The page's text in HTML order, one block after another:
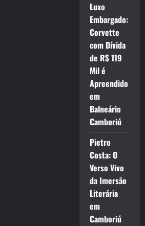
Luxo
Embargado:
Corvette
com Dívida
de R$ 119
Mil é
Apreendido
em
Balneário
Camboriú
Pietro
Costa: O
Verso Vivo
da Imersão
Literária
em
Camboriú